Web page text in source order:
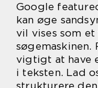
Google
kan øge
vil vises som
vigtigt at have
i teksten. Lad
strukturere